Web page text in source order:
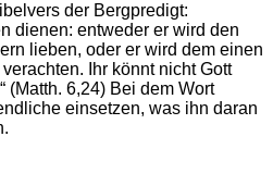
der Bergpredigt:
dienen: entweder er wird den
lieben, oder er wird dem einen
Ihr könnt nicht Gott
(Matth. 6,24) Bei dem Wort
einsetzen, was ihn daran